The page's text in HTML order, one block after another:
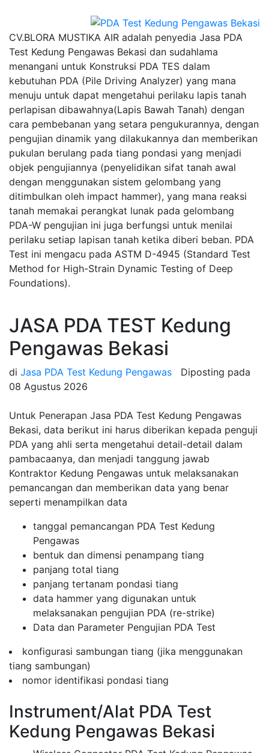
CV.BLORA MUSTIKA AIR adalah penyedia Jasa PDA
Test Kedung Pengawas Bekasi dan sudahlama
menangani untuk Konstruksi PDA TES dalam
kebutuhan PDA (Pile Driving Analyzer) yang mana
menuju untuk dapat mengetahui perilaku lapis tanah
perlapisan dibawahnya(Lapis Bawah Tanah) dengan
cara pembebanan yang setara pengukurannya, dengan
pengujian dinamik yang dilakukannya dan memberikan
pukulan berulang pada tiang pondasi yang menjadi
objek pengujiannya (penyelidikan sifat tanah awal
dengan menggunakan sistem gelombang yang
ditimbulkan oleh impact hammer), yang mana reaksi
tanah memakai perangkat lunak pada gelombang
PDA-W pengujian ini juga berfungsi untuk menilai
perilaku setiap lapisan tanah ketika diberi beban. PDA
Test ini mengacu pada ASTM D-4945 (Standard Test
Method for High-Strain Dynamic Testing of Deep
Foundations).
JASA PDA TEST Kedung
Pengawas Bekasi
di Jasa PDA Test Kedung Pengawas
Diposting pada
08 Agustus 2026
Untuk Penerapan Jasa PDA Test Kedung Pengawas
Bekasi, data berikut ini harus diberikan kepada penguji
PDA yang ahli serta mengetahui detail-detail dalam
pambacaanya, dan menjadi tanggung jawab
Kontraktor Kedung Pengawas untuk melaksanakan
pemancangan dan memberikan data yang benar
seperti menampilkan data
tanggal pemancangan PDA Test Kedung
Pengawas
bentuk dan dimensi penampang tiang
panjang total tiang
panjang tertanam pondasi tiang
data hammer yang digunakan untuk
melaksanakan pengujian PDA (re-strike)
Data dan Parameter Pengujian PDA Test
konfigurasi sambungan tiang (jika menggunakan
tiang sambungan)
nomor identifikasi pondasi tiang
Instrument/Alat PDA Test
Kedung Pengawas Bekasi